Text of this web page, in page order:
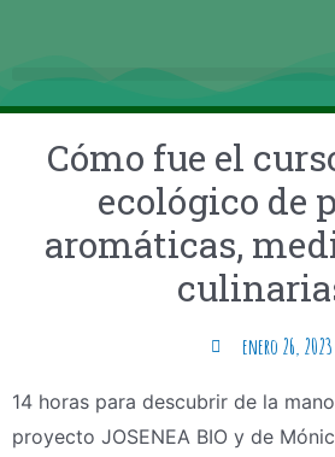
Cómo fue el
ecológico de
aromáticas,
enero 26, 2023
14 horas para descubrir de la
proyecto JOSENEA BIO y de